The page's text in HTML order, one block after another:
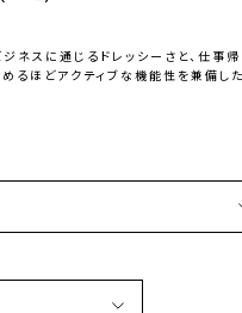
ジネスに通じるドレッシーさと、仕事
めるほどアクティブな機能性を兼備し